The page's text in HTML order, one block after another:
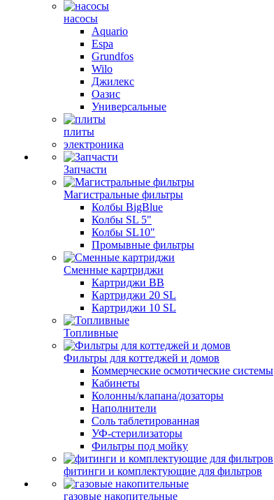
насосы
Aquario
Espa
Grundfos
Wilo
Джилекс
Оазис
Универсальные
плиты
электроника
Запчасти
Магистральные фильтры
Колбы BigBlue
Колбы SL 5"
Колбы SL10"
Промывные фильтры
Сменные картриджи
Картриджи BB
Картриджи 20 SL
Картриджи 10 SL
Топливные
Фильтры для коттеджей и домов
Коммерческие осмотические системы
Кабинеты
Колонны/клапана/дозаторы
Наполнители
Соль таблетированная
УФ-стерилизаторы
Фильтры под мойку
фитинги и комплектующие для фильтров
газовые накопительные